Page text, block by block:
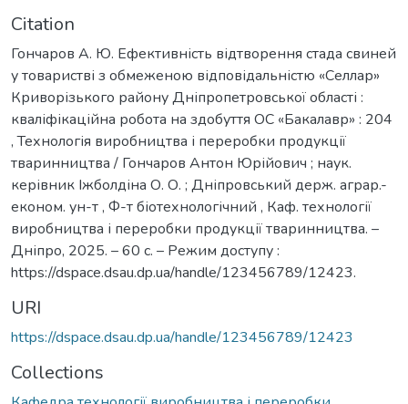
Citation
Гончаров А. Ю. Ефективність відтворення стада свиней
у товаристві з обмеженою відповідальністю «Селлар»
Криворізького району Дніпропетровської області :
кваліфікаційна робота на здобуття ОС «Бакалавр» : 204
, Технологія виробництва і переробки продукції
тваринництва / Гончаров Антон Юрійович ; наук.
керівник Іжболдіна О. О. ; Дніпровський держ. аграр.-
економ. ун-т , Ф-т біотехнологічний , Каф. технології
виробництва і переробки продукції тваринництва. –
Дніпро, 2025. – 60 с. – Режим доступу :
https://dspace.dsau.dp.ua/handle/123456789/12423.
URI
https://dspace.dsau.dp.ua/handle/123456789/12423
Collections